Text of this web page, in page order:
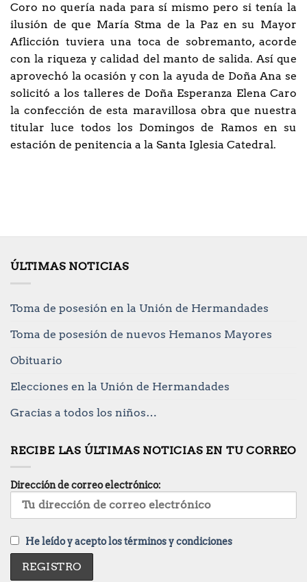
Coro no quería nada para sí mismo pero si tenía la
ilusión de que María Stma de la Paz en su Mayor
Aflicción tuviera una toca de sobremanto, acorde
con la riqueza y calidad del manto de salida. Así que
aprovechó la ocasión y con la ayuda de Doña Ana se
solicitó a los talleres de Doña Esperanza Elena Caro
la confección de esta maravillosa obra que nuestra
titular luce todos los Domingos de Ramos en su
estación de penitencia a la Santa Iglesia Catedral.
ÚLTIMAS NOTICIAS
Toma de posesión en la Unión de Hermandades
Toma de posesión de nuevos Hemanos Mayores
Obituario
Elecciones en la Unión de Hermandades
Gracias a todos los niños…
RECIBE LAS ÚLTIMAS NOTICIAS EN TU CORREO
Dirección de correo electrónico:
He leído y acepto los términos y condiciones